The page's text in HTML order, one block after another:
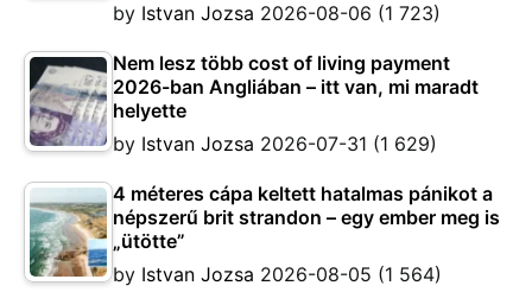
by Istvan Jozsa 2026-08-06 (1 723)
Nem lesz több cost of living payment
2026-ban Angliában – itt van, mi maradt
helyette
by Istvan Jozsa 2026-07-31 (1 629)
4 méteres cápa keltett hatalmas pánikot a
népszerű brit strandon – egy ember meg is
„ütötte”
by Istvan Jozsa 2026-08-05 (1 564)